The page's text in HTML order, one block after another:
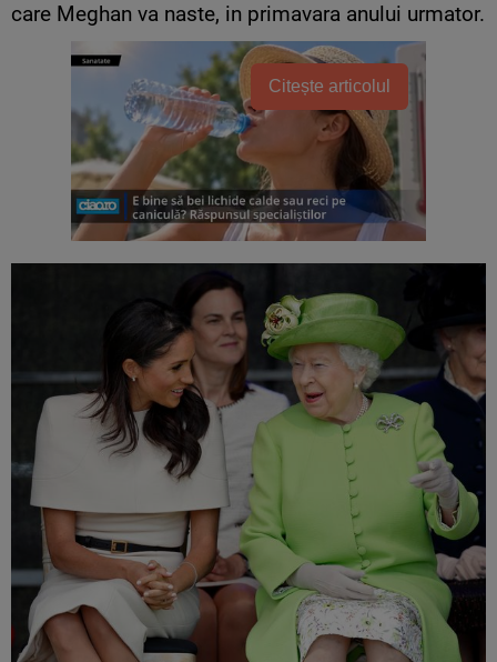
care Meghan va naste, in primavara anului urmator.
Citește articolul